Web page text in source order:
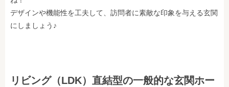
デザインや機能性を工夫して、訪問者に素敵な印象を与える玄関
にしましょう♪
リビング（LDK）直結型の一般的な玄関ホー